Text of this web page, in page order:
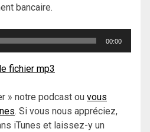
bancaire.
00:00
fichier mp3
» notre podcast ou vous
. Si vous nous appréciez,
iTunes et laissez-y un